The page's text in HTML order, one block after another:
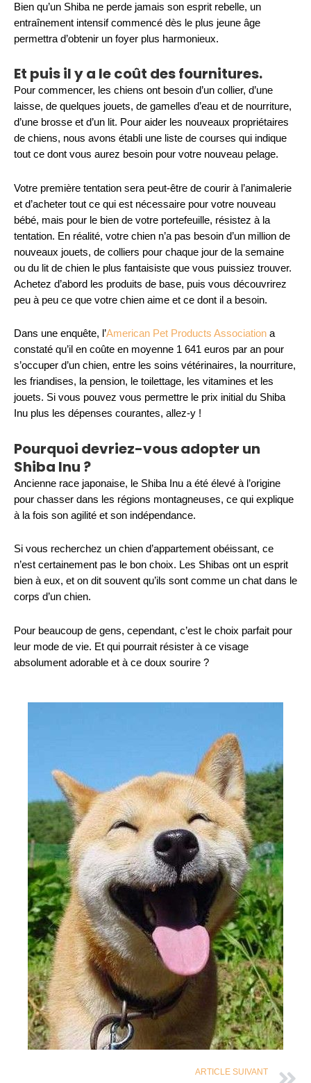
Bien qu’un Shiba ne perde jamais son esprit rebelle, un
entraînement intensif commencé dès le plus jeune âge
permettra d’obtenir un foyer plus harmonieux.
Et puis il y a le coût des fournitures.
Pour commencer, les chiens ont besoin d’un collier, d’une
laisse, de quelques jouets, de gamelles d’eau et de nourriture,
d’une brosse et d’un lit. Pour aider les nouveaux propriétaires
de chiens, nous avons établi une liste de courses qui indique
tout ce dont vous aurez besoin pour votre nouveau pelage.
Votre première tentation sera peut-être de courir à l’animalerie
et d’acheter tout ce qui est nécessaire pour votre nouveau
bébé, mais pour le bien de votre portefeuille, résistez à la
tentation. En réalité, votre chien n’a pas besoin d’un million de
nouveaux jouets, de colliers pour chaque jour de la semaine
ou du lit de chien le plus fantaisiste que vous puissiez trouver.
Achetez d’abord les produits de base, puis vous découvrirez
peu à peu ce que votre chien aime et ce dont il a besoin.
Dans une enquête, l’American Pet Products Association a
constaté qu’il en coûte en moyenne 1 641 euros par an pour
s’occuper d’un chien, entre les soins vétérinaires, la nourriture,
les friandises, la pension, le toilettage, les vitamines et les
jouets. Si vous pouvez vous permettre le prix initial du Shiba
Inu plus les dépenses courantes, allez-y !
Pourquoi devriez-vous adopter un
Shiba Inu ?
Ancienne race japonaise, le Shiba Inu a été élevé à l’origine
pour chasser dans les régions montagneuses, ce qui explique
à la fois son agilité et son indépendance.
Si vous recherchez un chien d’appartement obéissant, ce
n’est certainement pas le bon choix. Les Shibas ont un esprit
bien à eux, et on dit souvent qu’ils sont comme un chat dans le
corps d’un chien.
Pour beaucoup de gens, cependant, c’est le choix parfait pour
leur mode de vie. Et qui pourrait résister à ce visage
absolument adorable et à ce doux sourire ?
ARTICLE SUIVANT